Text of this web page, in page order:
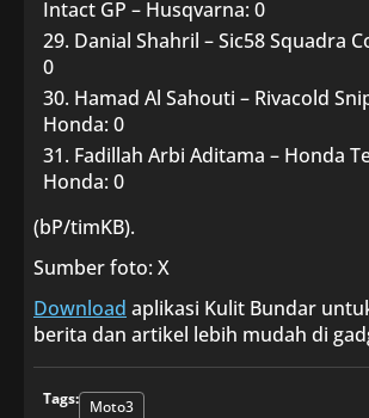
Intact GP – Husqvarna: 0
Danial Shahril – Sic58 Squadra
0
Hamad Al Sahouti – Rivacold
Honda: 0
Fadillah Arbi Aditama – Honda
Honda: 0
(bP/timKB).
Sumber foto: X
Download aplikasi Kulit Bundar
berita dan artikel lebih mudah di
Tags: Moto3